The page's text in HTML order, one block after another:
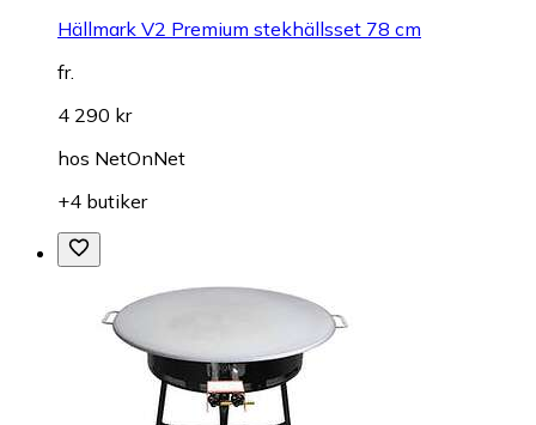
Hällmark V2 Premium stekhällsset 78 cm
fr.
4 290 kr
hos NetOnNet
+4 butiker